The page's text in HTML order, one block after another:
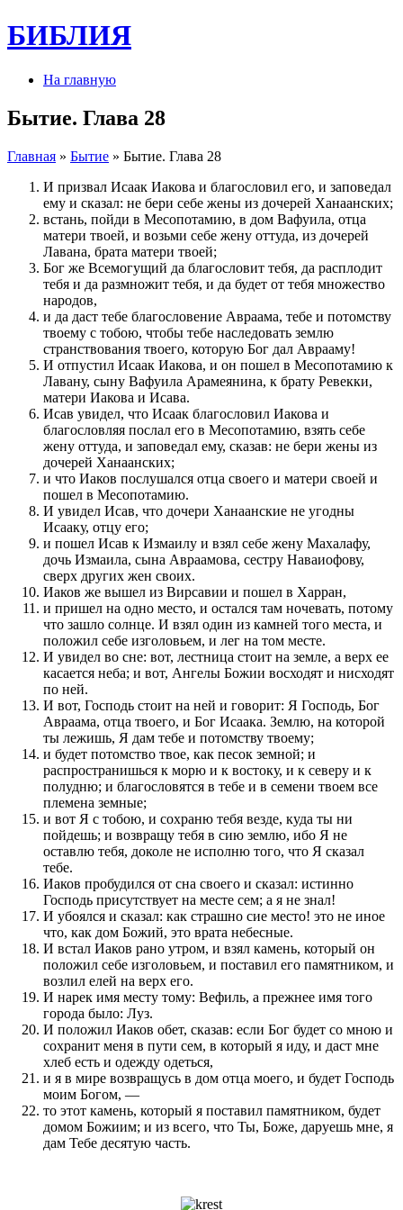
БИБЛИЯ
На главную
Бытие. Глава 28
Главная » Бытие » Бытие. Глава 28
И призвал Исаак Иакова и благословил его, и заповедал
ему и сказал: не бери себе жены из дочерей Ханаанских;
встань, пойди в Месопотамию, в дом Вафуила, отца
матери твоей, и возьми себе жену оттуда, из дочерей
Лавана, брата матери твоей;
Бог же Всемогущий да благословит тебя, да расплодит
тебя и да размножит тебя, и да будет от тебя множество
народов,
и да даст тебе благословение Авраама, тебе и потомству
твоему с тобою, чтобы тебе наследовать землю
странствования твоего, которую Бог дал Аврааму!
И отпустил Исаак Иакова, и он пошел в Месопотамию к
Лавану, сыну Вафуила Арамеянина, к брату Ревекки,
матери Иакова и Исава.
Исав увидел, что Исаак благословил Иакова и
благословляя послал его в Месопотамию, взять себе
жену оттуда, и заповедал ему, сказав: не бери жены из
дочерей Ханаанских;
и что Иаков послушался отца своего и матери своей и
пошел в Месопотамию.
И увидел Исав, что дочери Ханаанские не угодны
Исааку, отцу его;
и пошел Исав к Измаилу и взял себе жену Махалафу,
дочь Измаила, сына Авраамова, сестру Наваиофову,
сверх других жен своих.
Иаков же вышел из Вирсавии и пошел в Харран,
и пришел на одно место, и остался там ночевать, потому
что зашло солнце. И взял один из камней того места, и
положил себе изголовьем, и лег на том месте.
И увидел во сне: вот, лестница стоит на земле, а верх ее
касается неба; и вот, Ангелы Божии восходят и нисходят
по ней.
И вот, Господь стоит на ней и говорит: Я Господь, Бог
Авраама, отца твоего, и Бог Исаака. Землю, на которой
ты лежишь, Я дам тебе и потомству твоему;
и будет потомство твое, как песок земной; и
распространишься к морю и к востоку, и к северу и к
полудню; и благословятся в тебе и в семени твоем все
племена земные;
и вот Я с тобою, и сохраню тебя везде, куда ты ни
пойдешь; и возвращу тебя в сию землю, ибо Я не
оставлю тебя, доколе не исполню того, что Я сказал
тебе.
Иаков пробудился от сна своего и сказал: истинно
Господь присутствует на месте сем; а я не знал!
И убоялся и сказал: как страшно сие место! это не иное
что, как дом Божий, это врата небесные.
И встал Иаков рано утром, и взял камень, который он
положил себе изголовьем, и поставил его памятником, и
возлил елей на верх его.
И нарек имя месту тому: Вефиль, а прежнее имя того
города было: Луз.
И положил Иаков обет, сказав: если Бог будет со мною и
сохранит меня в пути сем, в который я иду, и даст мне
хлеб есть и одежду одеться,
и я в мире возвращусь в дом отца моего, и будет Господь
моим Богом, —
то этот камень, который я поставил памятником, будет
домом Божиим; и из всего, что Ты, Боже, даруешь мне, я
дам Тебе десятую часть.